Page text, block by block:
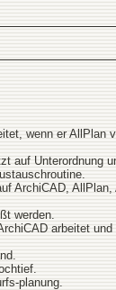
wenn er AllPlan
auf Unterordnung
ArchiCAD,
werden.
arbeitet und
planung.